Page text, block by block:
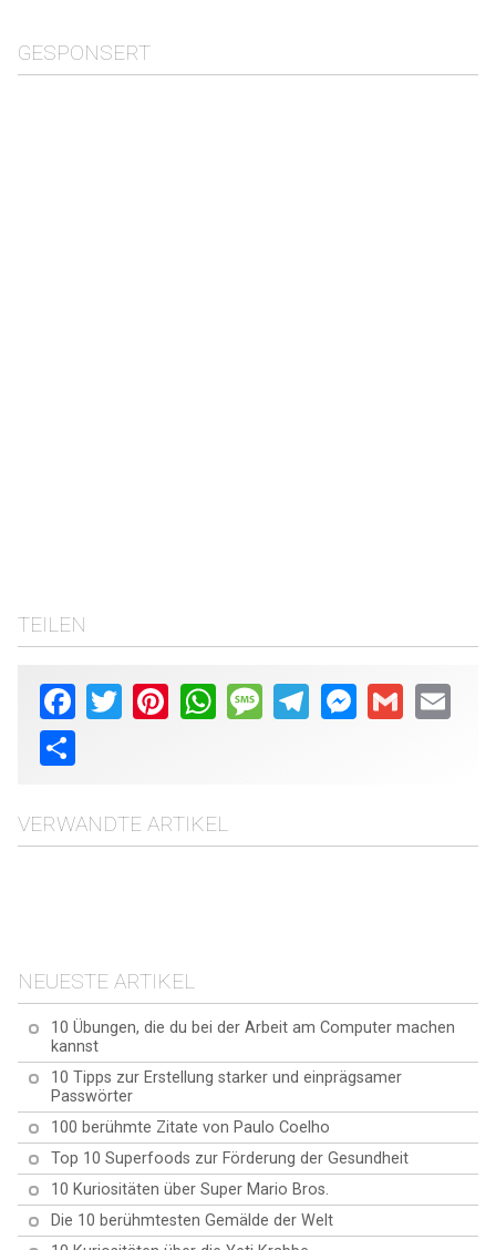
GESPONSERT
TEILEN
Facebook
Twitter PinterestWhatsAppMessageTelegramMessenger
Gmail Email
Share
VERWANDTE ARTIKEL
NEUESTE ARTIKEL
10 Übungen, die du bei der Arbeit am Computer machen
kannst
10 Tipps zur Erstellung starker und einprägsamer
Passwörter
100 berühmte Zitate von Paulo Coelho
Top 10 Superfoods zur Förderung der Gesundheit
10 Kuriositäten über Super Mario Bros.
Die 10 berühmtesten Gemälde der Welt